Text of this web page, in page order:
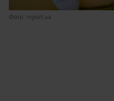
Фото: mport.ua